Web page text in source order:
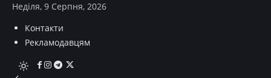
Неділя, 9 Серпня, 2026
Контакти
Рекламодавцям